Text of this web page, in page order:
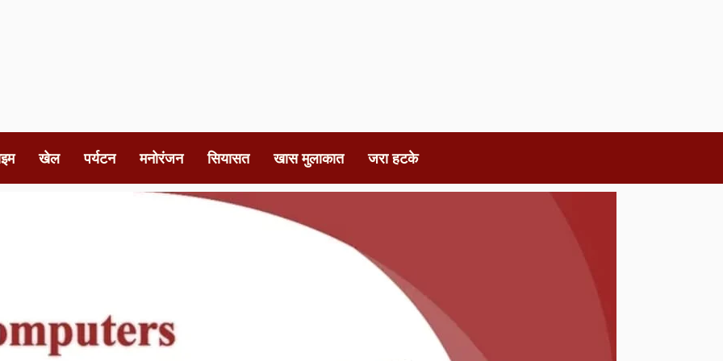
खेल पर्यटन मनोरंजन सियासत खास मुलाकात जरा हटके